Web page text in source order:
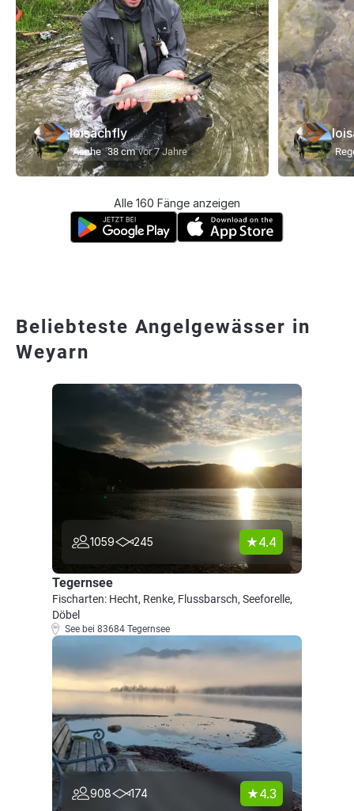
loisachfly
Äsche 38 cm vor 7 Jahre
Alle 160 Fänge anzeigen
Beliebteste Angelgewässer in
Weyarn
1059 245 4.4
Tegernsee
Fischarten: Hecht, Renke, Flussbarsch, Seeforelle,
Döbel
See bei 83684 Tegernsee
908 174 4.3